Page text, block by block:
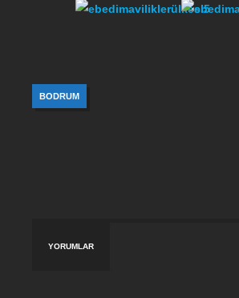
BODRUM
YORUMLAR